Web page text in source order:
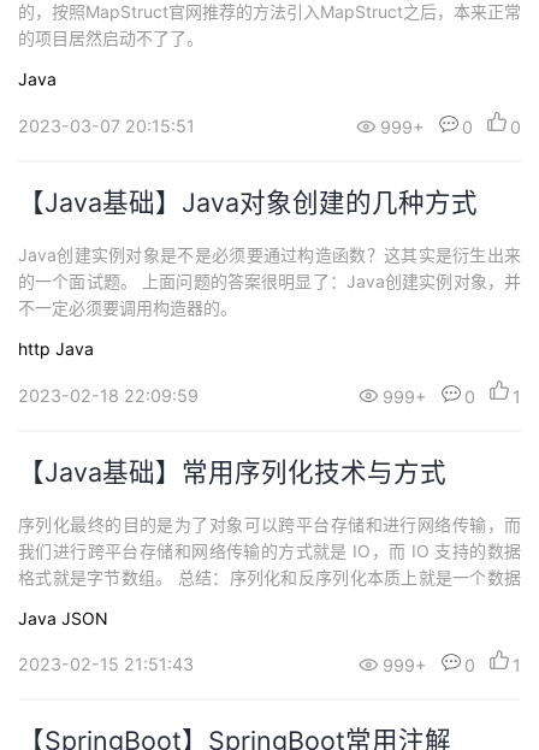
的，按照MapStruct官网推荐的方法引入MapStruct之后，本来正常
的项目居然启动不了了。
Java
2023-03-07 20:15:51 999+ 0 0
【Java基础】Java对象创建的几种方式
Java创建实例对象是不是必须要通过构造函数？这其实是衍生出来
的一个面试题。 上面问题的答案很明显了：Java创建实例对象，并
不一定必须要调用构造器的。
http Java
2023-02-18 22:09:59 999+ 0 1
【Java基础】常用序列化技术与方式
序列化最终的目的是为了对象可以跨平台存储和进行网络传输，而
我们进行跨平台存储和网络传输的方式就是 IO，而 IO 支持的数据
格式就是字节数组。 总结：序列化和反序列化本质上就是一个数据
Java JSON
2023-02-15 21:51:43 999+ 0 1
【SpringBoot】SpringBoot常用注解